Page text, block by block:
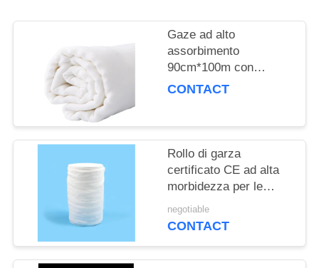
PRIVACY
POLICY
Gaze ad alto
assorbimento
90cm*100m con
elevata traspirabilità e
CONTACT
Rollo di garza
certificato CE ad alta
morbidezza per le
opzioni di trattamento
medico
negotiable
CONTACT